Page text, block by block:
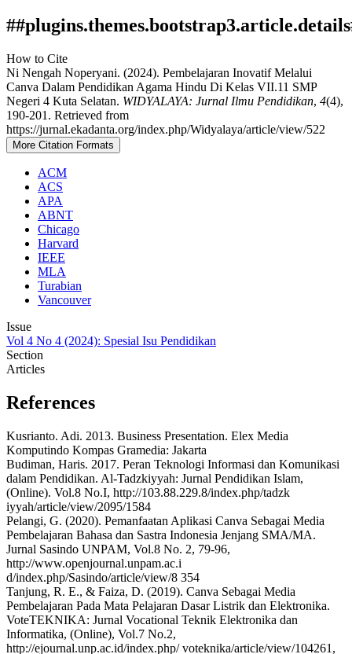
How to Cite
Ni Nengah Noperyani. (2024). Pembelajaran Inovatif Melalui
Canva Dalam Pendidikan Agama Hindu Di Kelas VII.11 SMP
Negeri 4 Kuta Selatan. WIDYALAYA: Jurnal Ilmu Pendidikan, 4(4),
190-201. Retrieved from
https://jurnal.ekadanta.org/index.php/Widyalaya/article/view/522
More Citation Formats
ACM
ACS
APA
ABNT
Chicago
Harvard
IEEE
MLA
Turabian
Vancouver
Issue
Vol 4 No 4 (2024): Spesial Isu Pendidikan
Section
Articles
References
Kusrianto. Adi. 2013. Business Presentation. Elex Media
Komputindo Kompas Gramedia: Jakarta
Budiman, Haris. 2017. Peran Teknologi Informasi dan Komunikasi
dalam Pendidikan. Al-Tadzkiyyah: Jurnal Pendidikan Islam,
(Online). Vol.8 No.I, http://103.88.229.8/index.php/tadzk
iyyah/article/view/2095/1584
Pelangi, G. (2020). Pemanfaatan Aplikasi Canva Sebagai Media
Pembelajaran Bahasa dan Sastra Indonesia Jenjang SMA/MA.
Jurnal Sasindo UNPAM, Vol.8 No. 2, 79-96,
http://www.openjournal.unpam.ac.i
d/index.php/Sasindo/article/view/8 354
Tanjung, R. E., & Faiza, D. (2019). Canva Sebagai Media
Pembelajaran Pada Mata Pelajaran Dasar Listrik dan Elektronika.
VoteTEKNIKA: Jurnal Vocational Teknik Elektronika dan
Informatika, (Online), Vol.7 No.2,
http://ejournal.unp.ac.id/index.php/ voteknika/article/view/104261,